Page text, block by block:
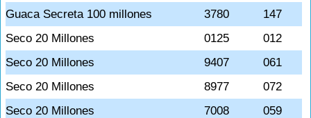
Guaca Secreta 100 millones
3780
147
Seco 20 Millones
0125
012
Seco 20 Millones
9407
061
Seco 20 Millones
8977
072
Seco 20 Millones
7008
059